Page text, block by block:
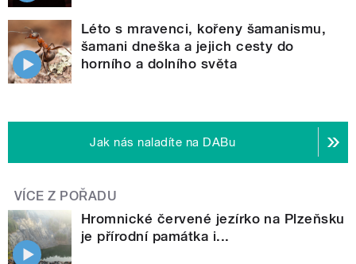
Léto s mravenci, kořeny šamanismu,
šamani dneška a jejich cesty do
horního a dolního světa
Jak nás naladíte na DABu
VÍCE Z POŘADU
Hromnické červené jezírko na Plzeňsku
je přírodní památka i...